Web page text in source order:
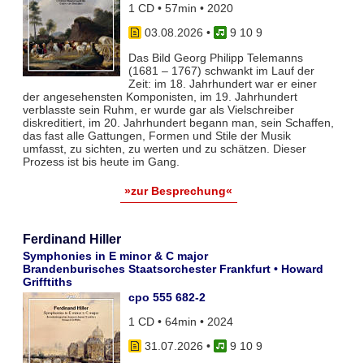
1 CD • 57min • 2020
03.08.2026 •
9 10 9
Das Bild Georg Philipp Telemanns
(1681 – 1767) schwankt im Lauf der
Zeit: im 18. Jahrhundert war er einer
der angesehensten Komponisten, im 19. Jahrhundert
verblasste sein Ruhm, er wurde gar als Vielschreiber
diskreditiert, im 20. Jahrhundert begann man, sein Schaffen,
das fast alle Gattungen, Formen und Stile der Musik
umfasst, zu sichten, zu werten und zu schätzen. Dieser
Prozess ist bis heute im Gang.
»zur Besprechung«
Ferdinand Hiller
Symphonies in E minor & C major
Brandenburisches Staatsorchester Frankfurt • Howard
Grifftiths
cpo 555 682-2
1 CD • 64min • 2024
31.07.2026 •
9 10 9